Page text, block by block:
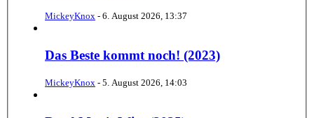
MickeyKnox - 6. August 2026, 13:37
Das Beste kommt noch! (2023)
MickeyKnox - 5. August 2026, 14:03